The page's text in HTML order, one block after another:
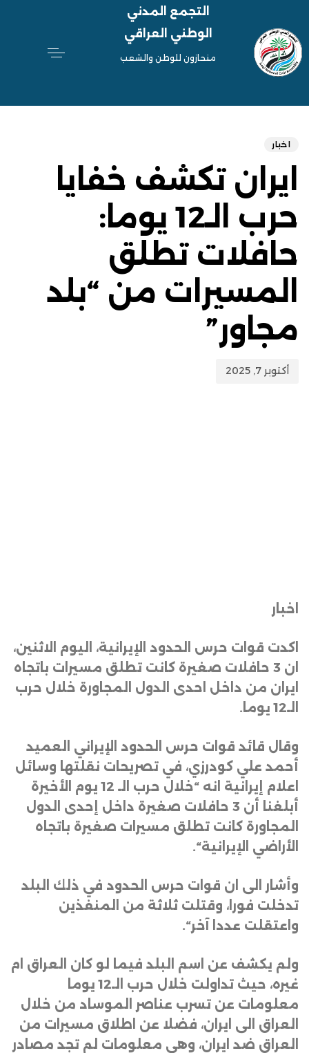
التجمع المدني
الوطني العراقي
منحازون للوطن والشعب
اخبار
ايران تكشف خفايا
حرب الـ12 يوما:
حافلات تطلق
المسيرات من “بلد
مجاور”
أكتوبر 7, 2025
اخبار
اكدت قوات حرس الحدود الإيرانية، اليوم الاثنين،
ان 3 حافلات صغيرة كانت تطلق مسيرات باتجاه
ايران من داخل احدى الدول المجاورة خلال حرب
الـ12 يوما
.
وقال قائد قوات حرس الحدود الإيراني العميد
أحمد علي کودرزي، في تصريحات نقلتها وسائل
اعلام إيرانية انه “خلال حرب الـ 12 يوم الأخيرة
أبلغنا أن 3 حافلات صغيرة داخل إحدى الدول
المجاورة كانت تطلق مسيرات صغيرة باتجاه
الأراضي الإيرانية“.
وأشار الى ان قوات حرس الحدود في ذلك البلد
تدخلت فورا، وقتلت ثلاثة من المنفذين
واعتقلت عددا آخر“.
ولم يكشف عن اسم البلد فيما لو كان العراق ام
غيره، حيث تداولت خلال حرب الـ12 يوما
معلومات عن تسرب عناصر الموساد من خلال
العراق الى ايران، فضلا عن اطلاق مسيرات من
العراق ضد ايران، وهي معلومات لم تجد مصادر